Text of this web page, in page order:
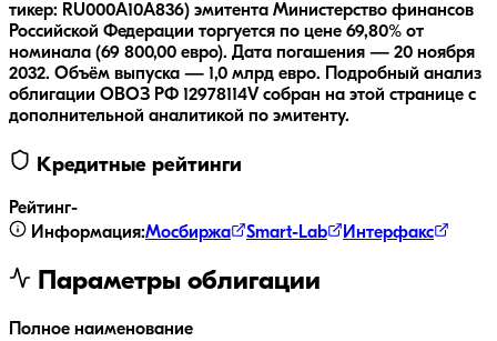
тикер: RU000A10A836) эмитента Министерство финансов
Российской Федерации торгуется по цене 69,80% от
номинала (69 800,00 евро). Дата погашения — 20 ноября
2032. Объём выпуска — 1,0 млрд евро.
Подробный анализ
облигации ОВОЗ РФ 12978114V собран на этой странице с
дополнительной аналитикой по эмитенту.
Кредитные рейтинги
Рейтинг-
Информация:Мосбиржа Smart-Lab Интерфакс
Параметры облигации
Полное наименование